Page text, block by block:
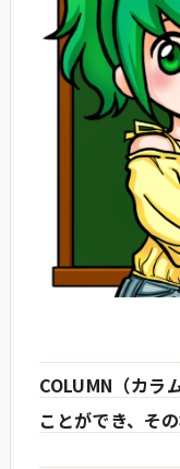
COLUMN（カラ
ことができ、そ